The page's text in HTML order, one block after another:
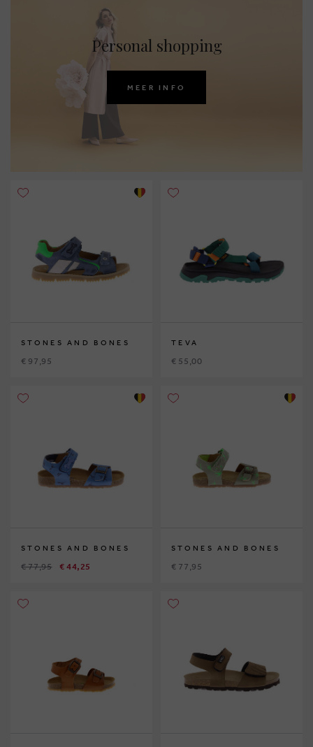
Personal shopping
MEER INFO
STONES AND BONES
€ 97,95
TEVA
€ 55,00
STONES AND BONES
€ 77,95 € 44,25
STONES AND BONES
€ 77,95